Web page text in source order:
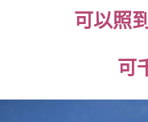
可以照
可